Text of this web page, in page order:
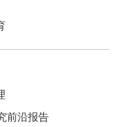
前沿报告